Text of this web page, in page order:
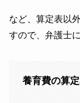
など、算定表以
すので、弁護士
養育費の算定